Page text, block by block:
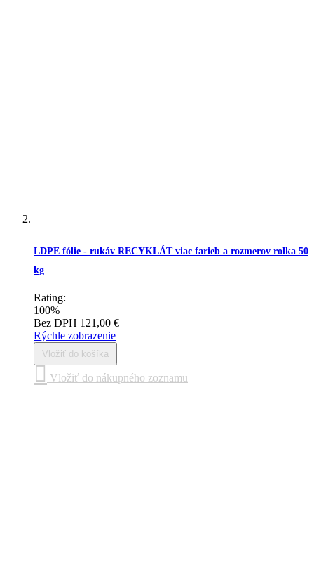
LDPE fólie - rukáv RECYKLÁT viac farieb a rozmerov rolka 50
kg
Rating:
100%
Bez DPH 121,00 €
Rýchle zobrazenie
Vložiť do košíka
Vložiť do nákupného zoznamu